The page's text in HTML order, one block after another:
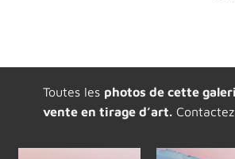
Toutes les photos de cette
vente en tirage d’art.